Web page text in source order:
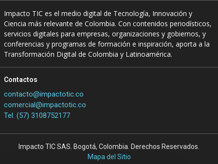
Impacto TIC es el medio digital de Tecnología, Innovación y
Ciencia más relevante de Colombia. Con contenidos periodísticos,
servicios digitales para empresas, organizaciones y gobiernos, y
conferencias y programas de formación e inspiración, aporta a la
Transformación Digital de Colombia y Latinoamérica.
Contactos
contacto@impactotic.co
comercial@impactotic.co
Tel. (57) 3108752177
Impacto TIC SAS. Bogotá, Colombia. Derechos Reservados.
Mapa del Sitio